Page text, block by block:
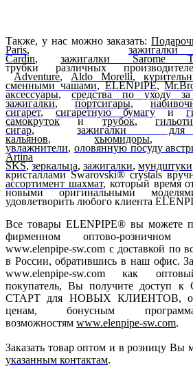
Также, у нас можно заказать:
Paris,
Cardin, зажигалки Sarome
трубки различных
Adventure, Aldo Morelli,
сменными чашами,ELENPIPE,
аксессуары,средства по уходу за
зажигалки,портсигары,
сигарет,сигаретную бумагуи
самокрутокитрубок,
сигар, зажигалки
кальянов,хьюмидоры
увлажнители, оловянную посуду
Artina
SKS,зеркальца, зажигалки, мундштуки
кристаллами Swarovski® crystals
ассортимент шахмат, который время
новыми оригинальными
удовлетворить любого клиента
Все товары ELENPIPE® вы можете
фирменном оптово-розничном
www.elenpipe-sw.com с доставкой по
в России, обратившись в наш офис.
www.elenpipe-sw.com как
покупатель, Вы получите
СТАРТ для НОВЫХ КЛИЕНТОВ,
ценам, бонусным
возможностям www.elenpipe-sw.com.
Заказать товар оптом и в розницу Вы
указанным контактам.